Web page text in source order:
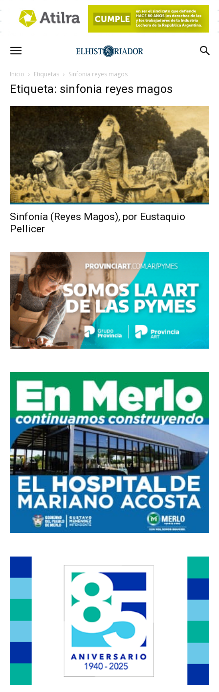
Inicio Etiquetas Sinfonia reyes magos
Etiqueta: sinfonia reyes magos
Sinfonía (Reyes Magos), por Eustaquio
Pellicer